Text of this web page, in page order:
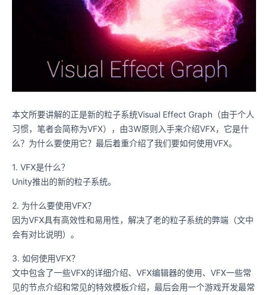
本文所要讲解的正是新的粒子系统Visual Effect Graph（由于个人
习惯，笔者会简称为VFX），由3W原则入手来介绍VFX，它是什
么？为什么要使用它？最后着重介绍了我们要如何使用VFX。
1. VFX是什么？
Unity推出的新的粒子系统。
2. 为什么要使用VFX？
因为VFX具有高效性和易用性，解决了老的粒子系统的弊端（文中
会有对比说明）。
3. 如何使用VFX？
文中包含了一些VFX的详细介绍、VFX编辑器的使用、VFX一些常
见的节点介绍和常见的特效模板介绍，最后会用一个游戏开发最常